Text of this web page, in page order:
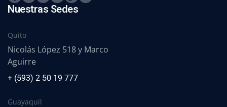
Nuestras Sedes
Quito
Nicolás López 518 y Marco
Aguirre
+ (593) 2 50 19 777
Guayaquil